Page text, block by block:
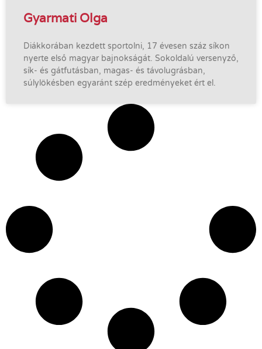
Gyarmati Olga
Diákkorában kezdett sportolni, 17 évesen száz síkon
nyerte első magyar bajnokságát. Sokoldalú versenyző,
sík- és gátfutásban, magas- és távolugrásban,
súlylökésben egyaránt szép eredményeket ért el.